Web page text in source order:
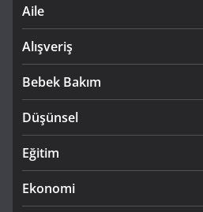
Aile
Alışveriş
Bebek Bakım
Düşünsel
Eğitim
Ekonomi